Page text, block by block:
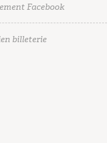
Facebook
billeterie